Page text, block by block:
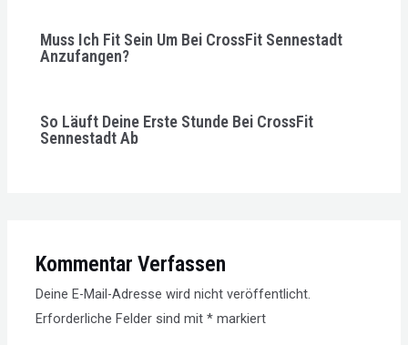
Muss Ich Fit Sein Um Bei CrossFit Sennestadt
Anzufangen?
So Läuft Deine Erste Stunde Bei CrossFit
Sennestadt Ab
Kommentar Verfassen
Deine E-Mail-Adresse wird nicht veröffentlicht.
Erforderliche Felder sind mit* markiert